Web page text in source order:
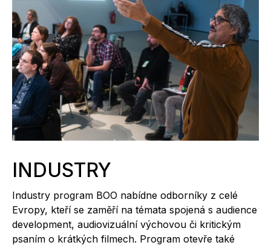
INDUSTRY
Industry program BOO nabídne odborníky z celé
Evropy, kteří se zaměří na témata spojená s audience
development, audiovizuální výchovou či kritickým
psaním o krátkých filmech. Program otevře také